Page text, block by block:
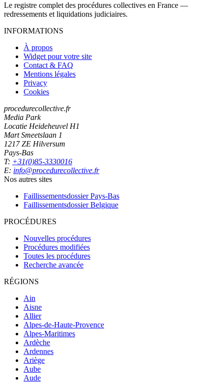
Le registre complet des procédures collectives en France —
redressements et liquidations judiciaires.
INFORMATIONS
À propos
Widget pour votre site
Contact & FAQ
Mentions légales
Privacy
Cookies
procedurecollective.fr
Media Park
Locatie Heideheuvel H1
Mart Smeetslaan 1
1217 ZE Hilversum
Pays-Bas
T: +31(0)85-3330016
E: info@procedurecollective.fr
Nos autres sites
Faillissementsdossier Pays-Bas
Faillissementsdossier Belgique
PROCÉDURES
Nouvelles procédures
Procédures modifiées
Toutes les procédures
Recherche avancée
RÉGIONS
Ain
Aisne
Allier
Alpes-de-Haute-Provence
Alpes-Maritimes
Ardèche
Ardennes
Ariège
Aube
Aude